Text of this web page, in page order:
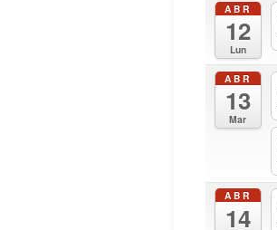
ABR
12
Lun
ABR
13
Mar
ABR
14